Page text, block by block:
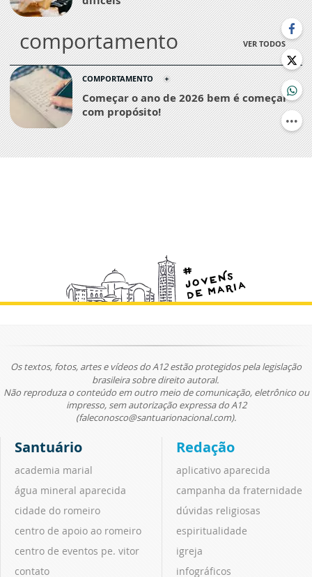
comportamento VER TODOS
COMPORTAMENTO
Começar o ano de 2026 bem é começar
com propósito!
Os textos, fotos, artes e vídeos do A12 estão protegidos pela legislação
brasileira sobre direito autoral.
Não reproduza o conteúdo em outro meio de comunicação, eletrônico ou
impresso, sem autorização expressa do A12
(faleconosco@santuarionacional.com).
Santuário
academia marial
água mineral aparecida
cidade do romeiro
centro de apoio ao romeiro
centro de eventos pe. vitor
contato
Redação
aplicativo aparecida
campanha da fraternidade
dúvidas religiosas
espiritualidade
igreja
infográficos